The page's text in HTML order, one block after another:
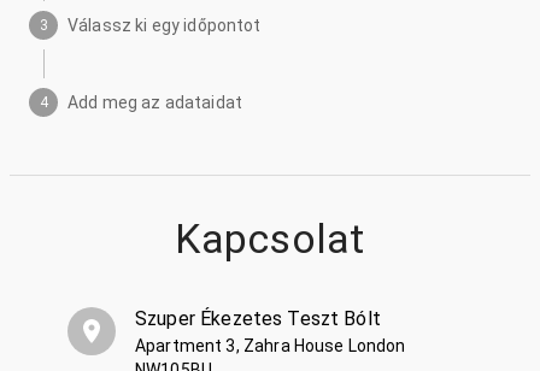
3 Válassz ki egy időpontot
4 Add meg az adataidat
Kapcsolat
Szuper Ékezetes Teszt Bólt
Apartment 3, Zahra House London